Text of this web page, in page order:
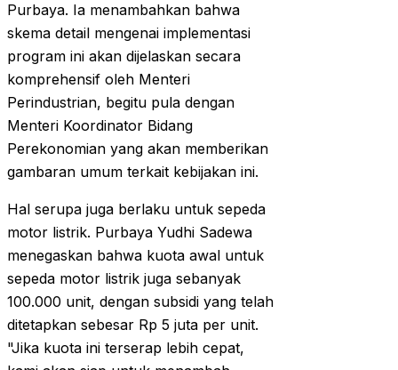
Purbaya. Ia menambahkan bahwa
skema detail mengenai implementasi
program ini akan dijelaskan secara
komprehensif oleh Menteri
Perindustrian, begitu pula dengan
Menteri Koordinator Bidang
Perekonomian yang akan memberikan
gambaran umum terkait kebijakan ini.
Hal serupa juga berlaku untuk sepeda
motor listrik. Purbaya Yudhi Sadewa
menegaskan bahwa kuota awal untuk
sepeda motor listrik juga sebanyak
100.000 unit, dengan subsidi yang telah
ditetapkan sebesar Rp 5 juta per unit.
"Jika kuota ini terserap lebih cepat,